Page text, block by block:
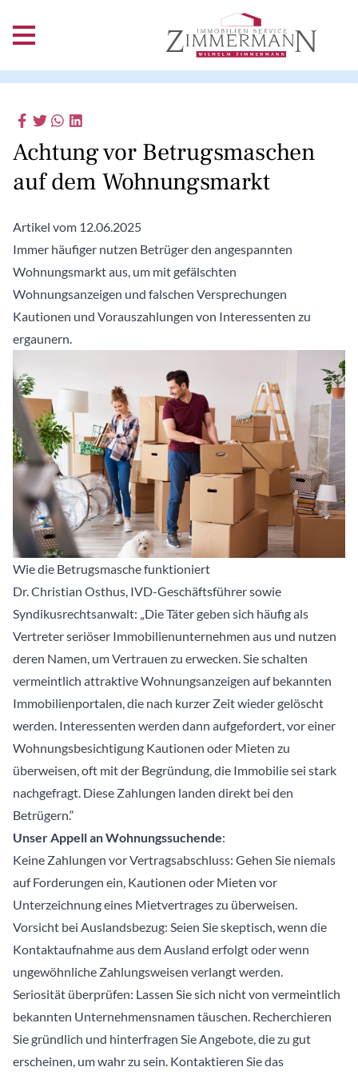
Achtung vor Betrugsmaschen
auf dem Wohnungsmarkt
Artikel vom 12.06.2025
Immer häufiger nutzen Betrüger den angespannten
Wohnungsmarkt aus, um mit gefälschten
Wohnungsanzeigen und falschen Versprechungen
Kautionen und Vorauszahlungen von Interessenten zu
ergaunern.
Wie die Betrugsmasche funktioniert
Dr. Christian Osthus, IVD-Geschäftsführer sowie
Syndikusrechtsanwalt: „Die Täter geben sich häufig als
Vertreter seriöser Immobilienunternehmen aus und nutzen
deren Namen, um Vertrauen zu erwecken. Sie schalten
vermeintlich attraktive Wohnungsanzeigen auf bekannten
Immobilienportalen, die nach kurzer Zeit wieder gelöscht
werden. Interessenten werden dann aufgefordert, vor einer
Wohnungsbesichtigung Kautionen oder Mieten zu
überweisen, oft mit der Begründung, die Immobilie sei stark
nachgefragt. Diese Zahlungen landen direkt bei den
Betrügern.“
Unser Appell an Wohnungssuchende:
Keine Zahlungen vor Vertragsabschluss: Gehen Sie niemals
auf Forderungen ein, Kautionen oder Mieten vor
Unterzeichnung eines Mietvertrages zu überweisen.
Vorsicht bei Auslandsbezug: Seien Sie skeptisch, wenn die
Kontaktaufnahme aus dem Ausland erfolgt oder wenn
ungewöhnliche Zahlungsweisen verlangt werden.
Seriosität überprüfen: Lassen Sie sich nicht von vermeintlich
bekannten Unternehmensnamen täuschen. Recherchieren
Sie gründlich und hinterfragen Sie Angebote, die zu gut
erscheinen, um wahr zu sein. Kontaktieren Sie das